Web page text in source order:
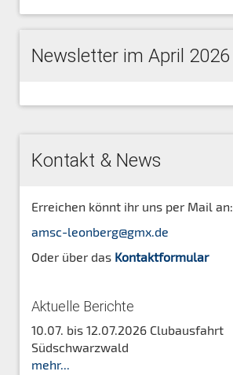
Newsletter im April 2026
Kontakt & News
Erreichen könnt ihr uns per Mail an:
amsc-leonberg@gmx.de
Oder über das Kontaktformular
Aktuelle Berichte
10.07. bis 12.07.2026 Clubausfahrt
Südschwarzwald
mehr...